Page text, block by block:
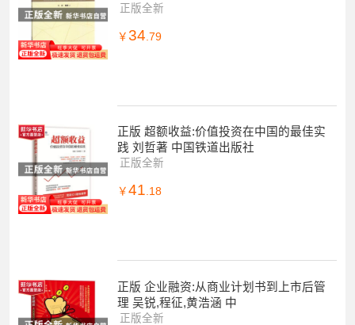
正版全新
￥ 34 .79
正版 超额收益:价值投资在中国的最佳实
践 刘哲著 中国铁道出版社
正版全新
￥ 41.18
正版 企业融资:从商业计划书到上市后管
理 吴锐,程征,黄浩涵 中
正版全新